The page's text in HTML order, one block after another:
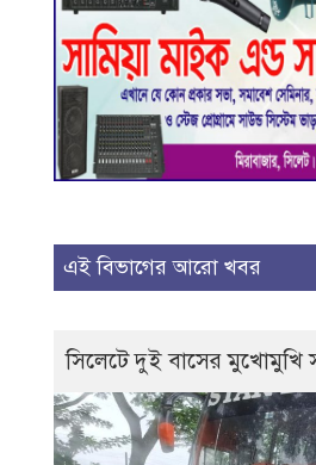
এই বিভাগের আরো খবর
সিলেটে দুই বাসের মুখোমুখি